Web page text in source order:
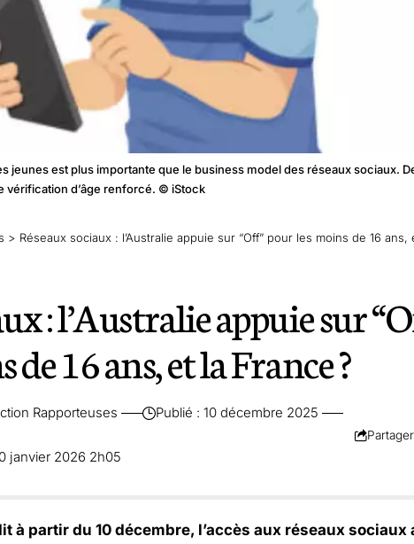
jeunes est plus importante que le business model des réseaux sociaux.
vérification d’âge renforcé. © iStock
> Réseaux sociaux : l’Australie appuie sur “Off” pour les moins de 16 ans,
: l’Australie appuie sur
16 ans, et la France ?
janvier 2026 2h05
Rapporteuses
Publié : 10 décembre 2025
Partager
à partir du 10 décembre, l’accès aux réseaux sociaux